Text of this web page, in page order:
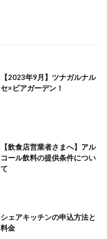
【2023年9月】ツナガルナル
セ×ビアガーデン！
【飲食店営業者さまへ】アル
コール飲料の提供条件につい
て
シェアキッチンの申込方法と
料金